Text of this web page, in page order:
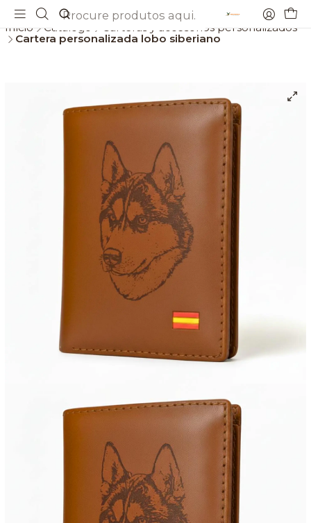
Início Catálogo
Carteras y accesorios personalizados
Cartera personalizada lobo siberiano